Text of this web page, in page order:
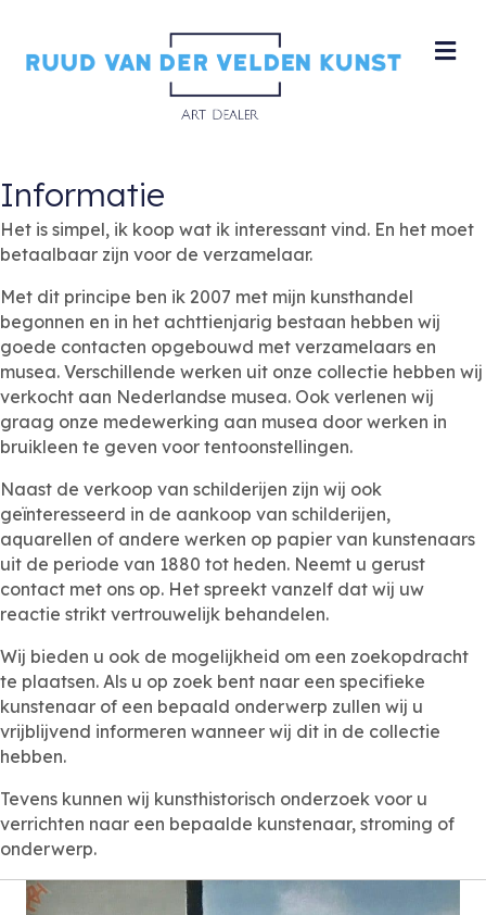
Informatie
Het is simpel, ik koop wat ik interessant vind. En het moet
betaalbaar zijn voor de verzamelaar.
Met dit principe ben ik 2007 met mijn kunsthandel
begonnen en in het achttienjarig bestaan hebben wij
goede contacten opgebouwd met verzamelaars en
musea. Verschillende werken uit onze collectie hebben wij
verkocht aan Nederlandse musea. Ook verlenen wij
graag onze medewerking aan musea door werken in
bruikleen te geven voor tentoonstellingen.
Naast de verkoop van schilderijen zijn wij ook
geïnteresseerd in de aankoop van schilderijen,
aquarellen of andere werken op papier van kunstenaars
uit de periode van 1880 tot heden. Neemt u gerust
contact met ons op. Het spreekt vanzelf dat wij uw
reactie strikt vertrouwelijk behandelen.
Wij bieden u ook de mogelijkheid om een zoekopdracht
te plaatsen. Als u op zoek bent naar een specifieke
kunstenaar of een bepaald onderwerp zullen wij u
vrijblijvend informeren wanneer wij dit in de collectie
hebben.
Tevens kunnen wij kunsthistorisch onderzoek voor u
verrichten naar een bepaalde kunstenaar, stroming of
onderwerp.